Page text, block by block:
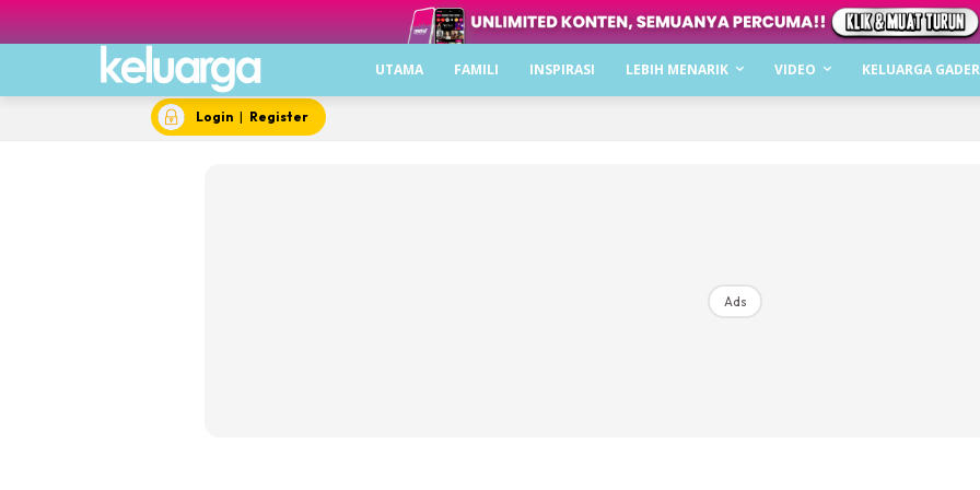
Utama
Famili
Inspirasi
UTAMA FAMILI INSPIRASI LEBIH MENARIK VIDEO KELUARGA GADER
Login | Register
Ads